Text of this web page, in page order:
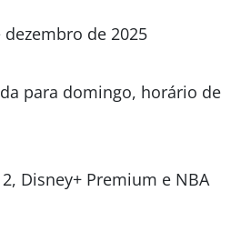
dezembro de 2025
para domingo, horário de
2, Disney+ Premium e NBA